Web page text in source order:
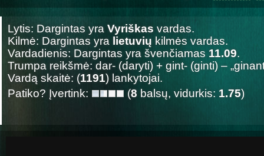
Lytis: Dargintas yra Vyriškas vardas.
Kilmė: Dargintas yra lietuvių kilmės vardas.
Vardadienis: Dargintas yra švenčiamas 11.09.
Trumpa reikšmė: dar- (daryti) + gint- (ginti) –
Vardą skaitė: (1191) lankytojai.
Patiko? Įvertink:
(8 balsų, vidurkis: 1.75)